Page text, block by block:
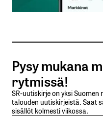
Sähköpostiosoitteesi
Tilaa
Lähetä kommentti
Pysy mukana
rytmissä!
SR-uutiskirje on yksi
talouden uutiskirjeistä. Saat
sisällöt kolmesti viikossa.